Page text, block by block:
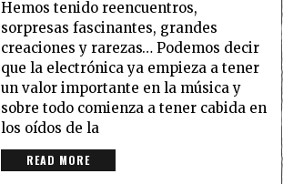
Hemos tenido reencuentros,
sorpresas fascinantes, grandes
creaciones y rarezas… Podemos decir
que la electrónica ya empieza a tener
un valor importante en la música y
sobre todo comienza a tener cabida en
los oídos de la
READ MORE